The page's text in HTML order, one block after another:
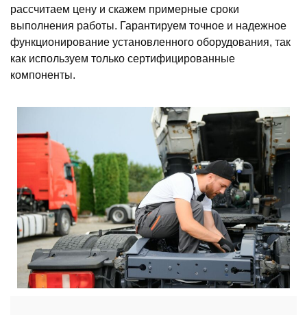
рассчитаем цену и скажем примерные сроки
выполнения работы. Гарантируем точное и надежное
функционирование установленного оборудования, так
как используем только сертифицированные
компоненты.